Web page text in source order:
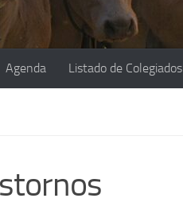
Agenda Listado de Colegiados